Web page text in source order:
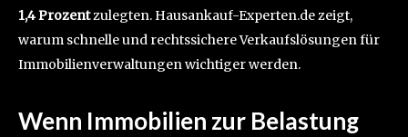
1,4 Prozentzulegten. Hausankauf-Experten.de zeigt,
warum schnelle und rechtssichere Verkaufslösungen für
Immobilienverwaltungen wichtiger werden.
Wenn Immobilien zur Belastung